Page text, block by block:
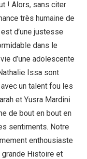
! Alors, sans citer
très humaine de
d’une justesse
dans le
d’une adolescente
Issa sont
un talent fou les
et Yusra Mardini
de bout en bout en
sentiments. Notre
enthousiaste
Histoire et